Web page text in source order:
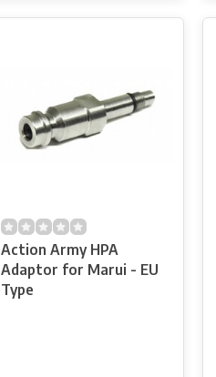
Action Army HPA
Adaptor for Marui - EU
Type